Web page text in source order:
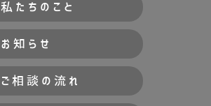
私たちのこと
お知らせ
ご相談の流れ